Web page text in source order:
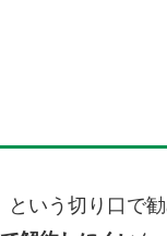
いう切り口で